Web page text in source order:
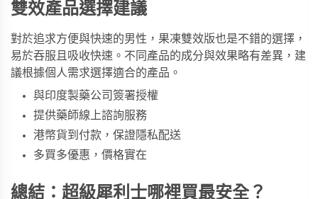
雙效產品選擇建議
對於追求方便與快速的男性， 果凍雙效版也是不錯的選擇，
易於吞服且吸收快速。不同產品的成分與效果略有差異，建
議根據個人需求選擇適合的產品。
與印度製藥公司簽署授權
提供藥師線上諮詢服務
港幣貨到付款，保證隱私配送
多買多優惠，價格實在
總結：超級犀利士哪裡買最安全？